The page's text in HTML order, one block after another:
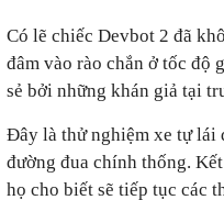
Có lẽ chiếc Devbot 2 đã
đâm vào rào chắn ở tốc độ
sẻ bởi những khán giả tại
Đây là thử nghiệm xe tự lái
đường đua chính thống.
họ cho biết sẽ tiếp tục các